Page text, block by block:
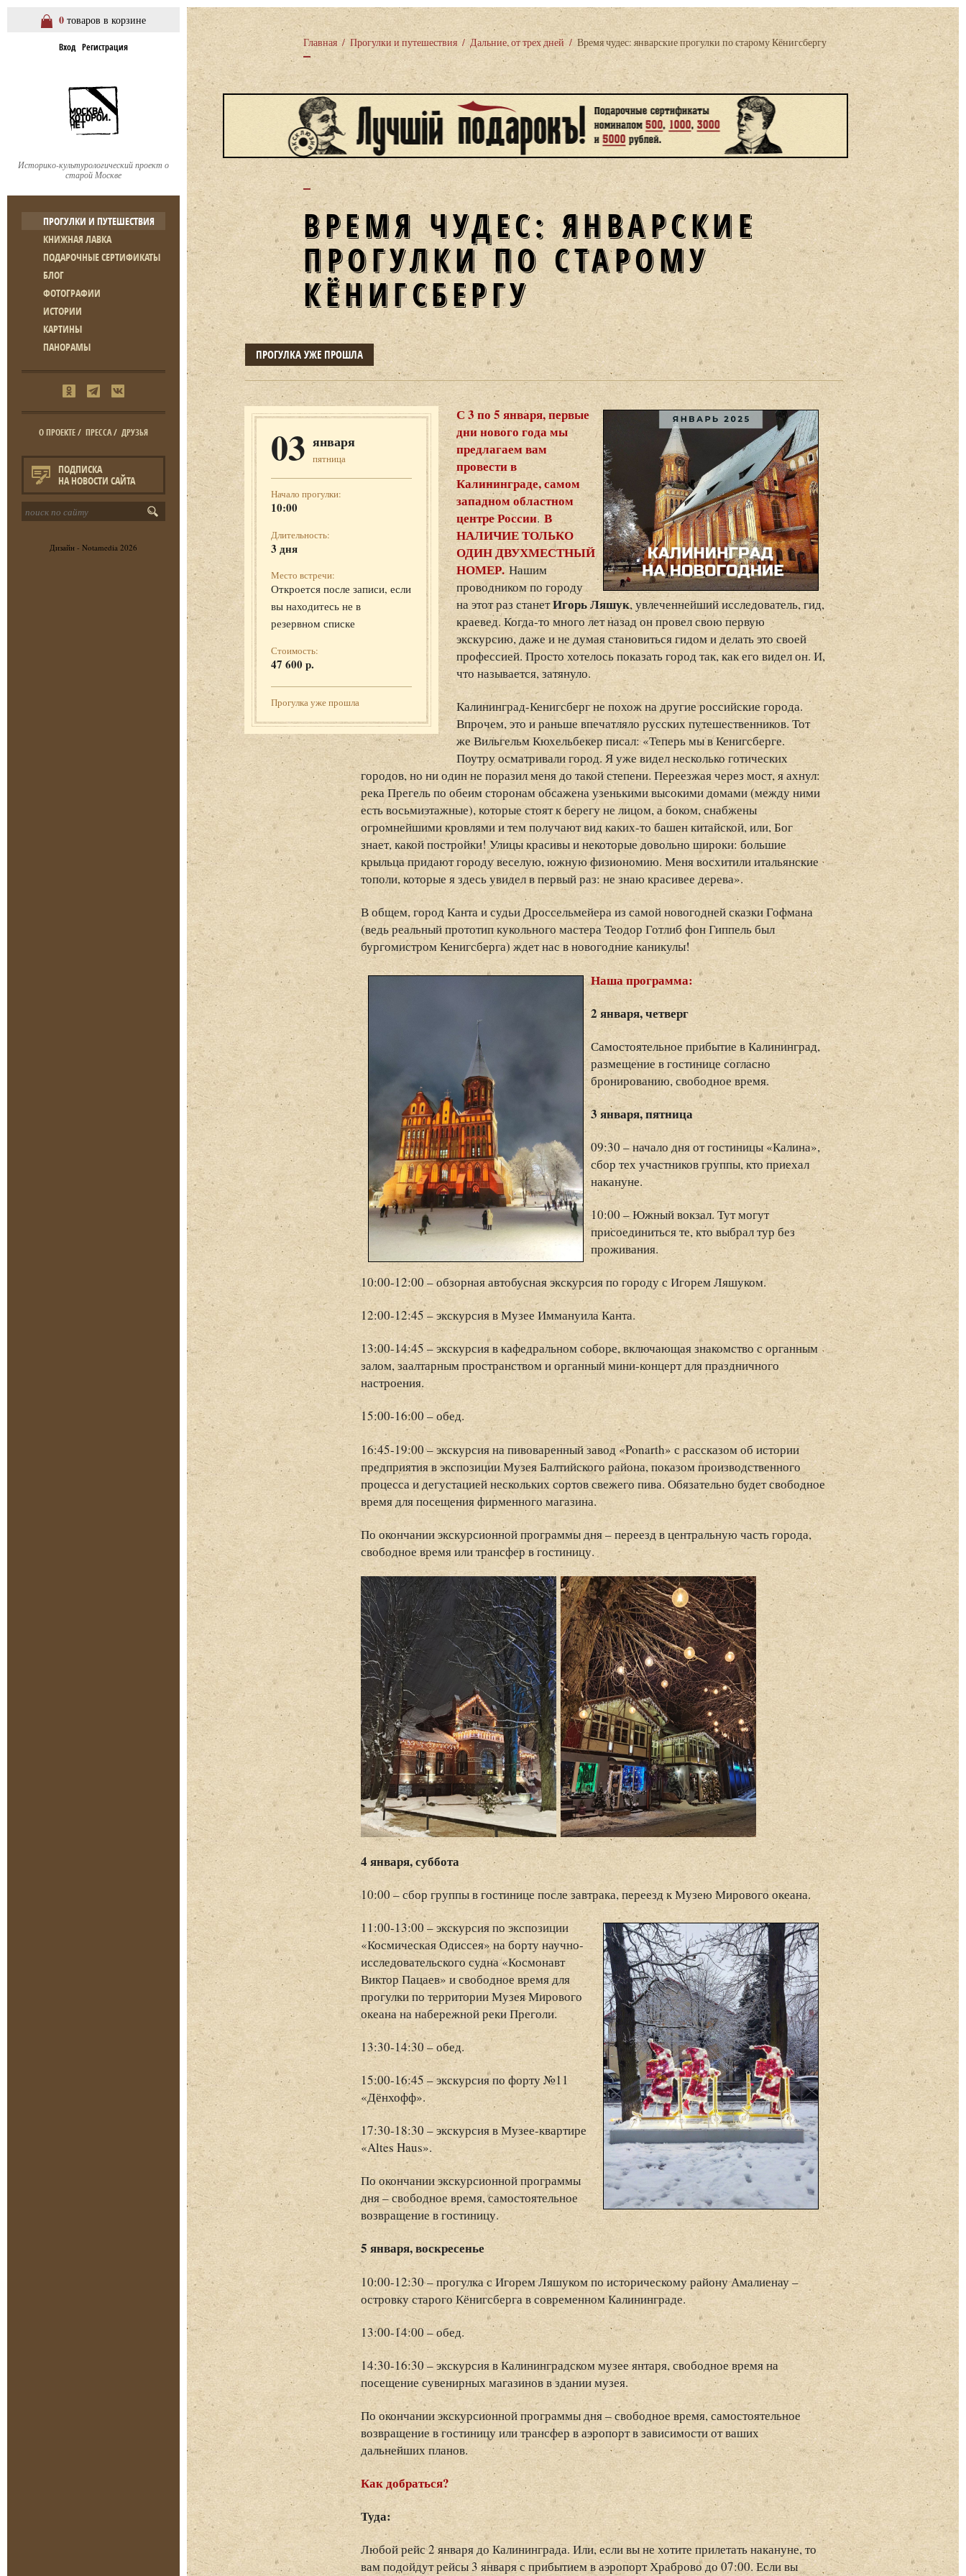
0 товаров в корзине
Вход Регистрация
Историко-культурологический проект о
старой Москве
ПРОГУЛКИ И ПУТЕШЕСТВИЯ
КНИЖНАЯ ЛАВКА
ПОДАРОЧНЫЕ СЕРТИФИКАТЫ
БЛОГ
ФОТОГРАФИИ
ИСТОРИИ
КАРТИНЫ
ПАНОРАМЫ
О ПРОЕКТЕ/ ПРЕССА/ ДРУЗЬЯ
ПОДПИСКА
НА НОВОСТИ САЙТА
Дизайн - Notamedia 2026
Главная / Прогулки и путешествия / Дальние, от трех дней / Время чудес: январские прогулки по старому Кёнигсбергу
ВРЕМЯ ЧУДЕС: ЯНВАРСКИЕ
ПРОГУЛКИ ПО СТАРОМУ
КЁНИГСБЕРГУ
ПРОГУЛКА УЖЕ ПРОШЛА
03 января
пятница
Начало прогулки:
10:00
Длительность:
3 дня
Место встречи:
Откроется после записи, если
вы находитесь не в
резервном списке
Стоимость:
47 600 р.
Прогулка уже прошла
С 3 по 5 января, первые
дни нового года мы
предлагаем вам
провести в
Калининграде, самом
западном областном
центре России.В
НАЛИЧИЕ ТОЛЬКО
ОДИН ДВУХМЕСТНЫЙ
НОМЕР.Нашим
проводником по городу
на этот раз станетИгорь Ляшук, увлеченнейший исследователь, гид,
краевед. Когда-то много лет назад он провел свою первую
экскурсию, даже и не думая становиться гидом и делать это своей
профессией. Просто хотелось показать город так, как его видел он. И,
что называется, затянуло.
Калининград-Кенигсберг не похож на другие российские города.
Впрочем, это и раньше впечатляло русских путешественников. Тот
же Вильгельм Кюхельбекер писал: «Теперь мы в Кенигсберге.
Поутру осматривали город. Я уже видел несколько готических
городов, но ни один не поразил меня до такой степени. Переезжая через мост, я ахнул:
река Прегель по обеим сторонам обсажена узенькими высокими домами (между ними
есть восьмиэтажные), которые стоят к берегу не лицом, а боком, снабжены
огромнейшими кровлями и тем получают вид каких-то башен китайской, или, Бог
знает, какой постройки! Улицы красивы и некоторые довольно широки: большие
крыльца придают городу веселую, южную физиономию. Меня восхитили итальянские
тополи, которые я здесь увидел в первый раз: не знаю красивее дерева».
В общем, город Канта и судьи Дроссельмейера из самой новогодней сказки Гофмана
(ведь реальный прототип кукольного мастера Теодор Готлиб фон Гиппель был
бургомистром Кенигсберга) ждет нас в новогодние каникулы!
Наша программа:
2 января, четверг
Самостоятельное прибытие в Калининград,
размещение в гостинице согласно
бронированию, свободное время.
3 января, пятница
09:30 – начало дня от гостиницы «Калина»,
сбор тех участников группы, кто приехал
накануне.
10:00 – Южный вокзал. Тут могут
присоединиться те, кто выбрал тур без
проживания.
10:00-12:00 – обзорная автобусная экскурсия по городу с Игорем Ляшуком.
12:00-12:45 – экскурсия в Музее Иммануила Канта.
13:00-14:45 – экскурсия в кафедральном соборе, включающая знакомство с органным
залом, заалтарным пространством и органный мини-концерт для праздничного
настроения.
15:00-16:00 – обед.
16:45-19:00 – экскурсия на пивоваренный завод «Ponarth» с рассказом об истории
предприятия в экспозиции Музея Балтийского района, показом производственного
процесса и дегустацией нескольких сортов свежего пива. Обязательно будет свободное
время для посещения фирменного магазина.
По окончании экскурсионной программы дня – переезд в центральную часть города,
свободное время или трансфер в гостиницу.
4 января, суббота
10:00 – сбор группы в гостинице после завтрака, переезд к Музею Мирового океана.
11:00-13:00 – экскурсия по экспозиции
«Космическая Одиссея» на борту научно-
исследовательского судна «Космонавт
Виктор Пацаев» и свободное время для
прогулки по территории Музея Мирового
океана на набережной реки Преголи.
13:30-14:30 – обед.
15:00-16:45 – экскурсия по форту №11
«Дёнхофф».
17:30-18:30 – экскурсия в Музее-квартире
«Altes Haus».
По окончании экскурсионной программы
дня – свободное время, самостоятельное
возвращение в гостиницу.
5 января, воскресенье
10:00-12:30 – прогулка с Игорем Ляшуком по историческому району Амалиенау –
островку старого Кёнигсберга в современном Калининграде.
13:00-14:00 – обед.
14:30-16:30 – экскурсия в Калининградском музее янтаря, свободное время на
посещение сувенирных магазинов в здании музея.
По окончании экскурсионной программы дня – свободное время, самостоятельное
возвращение в гостиницу или трансфер в аэропорт в зависимости от ваших
дальнейших планов.
Как добраться?
Туда:
Любой рейс 2 января до Калининграда. Или, если вы не хотите прилетать накануне, то
вам подойдут рейсы 3 января с прибытием в аэропорт Храброво до 07:00. Если вы